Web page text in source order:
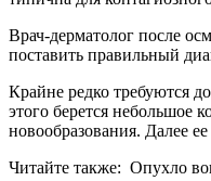
Врач-дерматолог после
поставить правильный
Крайне редко требуются
этого берется небольшое
новообразования. Далее
Читайте также: Опухло